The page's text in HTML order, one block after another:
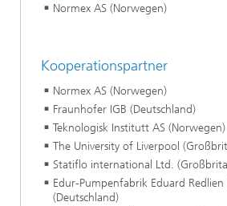
Normex AS (Norwegen)
Kooperationspartner
Normex AS (Norwegen)
Fraunhofer IGB (Deutschland)
Teknologisk Institutt AS (Norwegen)
The University of Liverpool
Statiflo international Ltd.
Edur-Pumpenfabrik Eduard
(Deutschland)